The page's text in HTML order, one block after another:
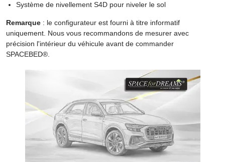
Système de nivellement S4D pour niveler le sol
Remarque : le configurateur est fourni à titre informatif
uniquement. Nous vous recommandons de mesurer avec
précision l'intérieur du véhicule avant de commander
SPACEBED®.